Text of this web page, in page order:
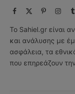
Facebook Pinterest
Το Sahiel.gr είναι
και ανάλυσης με
ασφάλεια, τα
που επηρεάζουν